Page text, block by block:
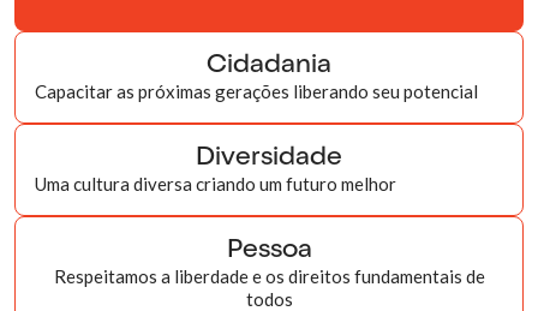
Cidadania
Capacitar as próximas gerações liberando seu potencial
Diversidade
Uma cultura diversa criando um futuro melhor
Pessoa
Respeitamos a liberdade e os direitos fundamentais de
todos